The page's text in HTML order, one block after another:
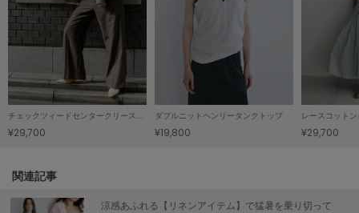
Henon.
へノン
HUNTER
ハンター
HOKA ONEONE
ホカ オネオネ
キーン
チェックツィードセンタークリースパンツ
¥29,700
ダブルニットヘンリータンクトップ
¥19,800
レースコット
¥29,700
関連記事
涼感あふれる【リネンアイテム】で猛暑を乗り切って